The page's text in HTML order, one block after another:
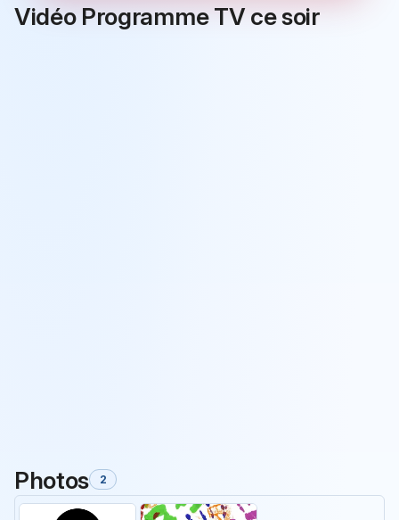
Vidéo Programme TV ce soir
Photos 2